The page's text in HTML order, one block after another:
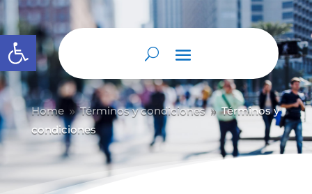
Abrir barra de herramientas
Home 9 Términos y condiciones 9 Términos y
condiciones